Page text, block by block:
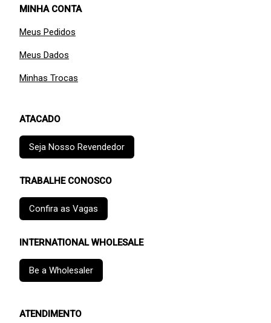
MINHA CONTA
Meus Pedidos
Meus Dados
Minhas Trocas
ATACADO
Seja Nosso Revendedor
TRABALHE CONOSCO
Confira as Vagas
INTERNATIONAL WHOLESALE
Be a Wholesaler
ATENDIMENTO